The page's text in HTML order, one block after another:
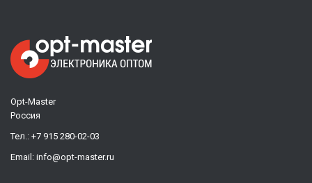
Opt-Master
Россия
Тел.: +7 915 280-02-03
Email: info@opt-master.ru